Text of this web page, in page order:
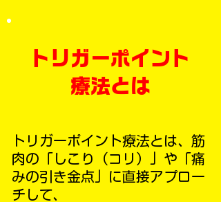
トリガーポイント
療法とは
トリガーポイント療法とは、筋
肉の「しこり（コリ）」や「痛
みの引き金点」に直接アプロー
チして、